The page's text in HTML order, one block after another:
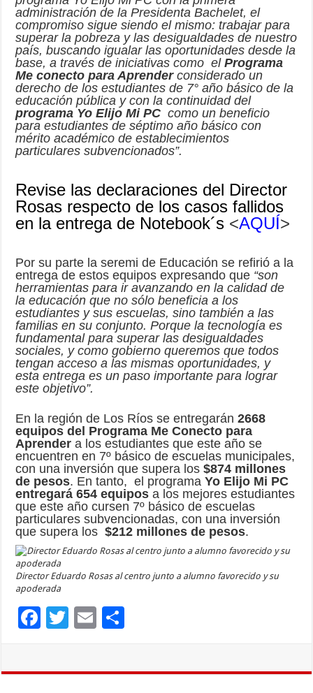
administración de la Presidenta Bachelet, el
compromiso sigue siendo el mismo: trabajar para
superar la pobreza y las desigualdades de nuestro
país, buscando igualar las oportunidades desde la
base, a través de iniciativas como elPrograma
Me conecto para Aprenderconsiderado un
derecho de los estudiantes de 7° año básico de la
educación pública y con la continuidad del
programa Yo Elijo Mi PC como un beneficio
para estudiantes de séptimo año básico con
mérito académico de establecimientos
particulares subvencionados”.
Revise las declaraciones del Director
Rosas respecto de los casos fallidos
en la entrega de Notebook´s <AQUÍ>
Por su parte la seremi de Educación se refirió a la
entrega de estos equipos expresando que “son
herramientas para ir avanzando en la calidad de
la educación que no sólo beneficia a los
estudiantes y sus escuelas, sino también a las
familias en su conjunto. Porque la tecnología es
fundamental para superar las desigualdades
sociales, y como gobierno queremos que todos
tengan acceso a las mismas oportunidades, y
esta entrega es un paso importante para lograr
este objetivo”.
En la región de Los Ríos se entregarán2668
equipos del Programa Me Conecto para
Aprender a los estudiantes que este año se
encuentren en 7º básico de escuelas municipales,
con una inversión que supera los$874 millones
de pesos. En tanto, el programaYo Elijo Mi PC
entregará 654 equipos a los mejores estudiantes
que este año cursen 7º básico de escuelas
particulares subvencionadas, con una inversión
que supera los$212 millones de pesos.
Director Eduardo Rosas al centro junto a alumno favorecido y su
apoderada
F
T
E